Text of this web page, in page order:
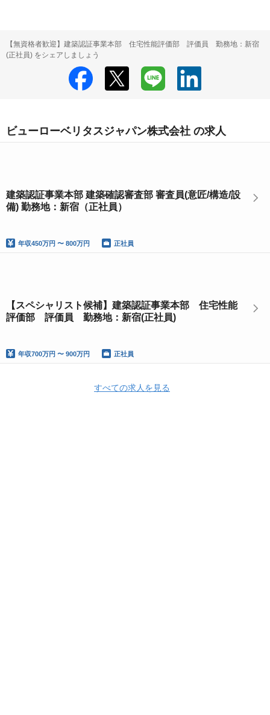
【無資格者歓迎】建築認証事業本部 住宅性能評価部 評価員 勤務地：新宿
(正社員) をシェアしましょう
ビューローベリタスジャパン株式会社 の求人
建築認証事業本部 建築確認審査部 審査員(意匠/構造/設
備) 勤務地：新宿（正社員）
年収450万円 〜 800万円 正社員
【スペシャリスト候補】建築認証事業本部 住宅性能
評価部 評価員 勤務地：新宿(正社員)
年収700万円 〜 900万円 正社員
すべての求人を見る